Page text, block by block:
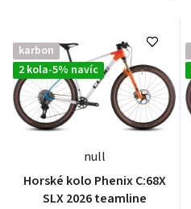
karbon
2 kola-5% navíc
null
Horské kolo Phenix C:68X
SLX 2026 teamline